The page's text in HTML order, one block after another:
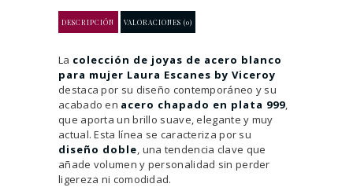
DESCRIPCIÓN VALORACIONES (0)
La colección de joyas de acero blanco
para mujer Laura Escanes by Viceroy
destaca por su diseño contemporáneo y su
acabado en acero chapado en plata 999,
que aporta un brillo suave, elegante y muy
actual. Esta línea se caracteriza por su
diseño doble, una tendencia clave que
añade volumen y personalidad sin perder
ligereza ni comodidad.